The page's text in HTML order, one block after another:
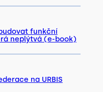
funkční
neplýtvá (e-book)
na URBIS